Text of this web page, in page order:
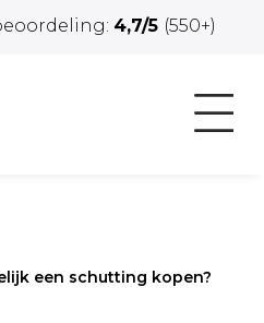
4,7/5 (550+)
een schutting kopen?